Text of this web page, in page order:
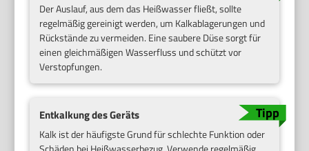
Der Auslauf, aus dem das Heißwasser fließt, sollte
regelmäßig gereinigt werden, um Kalkablagerungen und
Rückstände zu vermeiden. Eine saubere Düse sorgt für
einen gleichmäßigen Wasserfluss und schützt vor
Verstopfungen.
Entkalkung des Geräts
Kalk ist der häufigste Grund für schlechte Funktion oder